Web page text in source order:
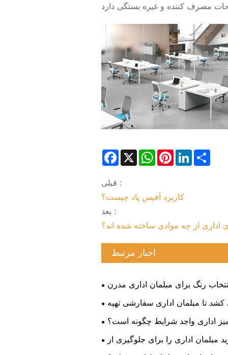
Facebook
X WhatsApp
PinterestLinkedIn
قبلی :
کاربرد آفیس پاد چیست؟
بعد :
اداری از چه موادی ساخته شده اند؟
اخبار مرتبط
رنگ برای مبلمان اداری مدرن
تا مبلمان اداری سفارشی تهیه
شود؟
اداری واجد شرایط چگونه است؟
مبلمان اداری را برای جلوگیری از